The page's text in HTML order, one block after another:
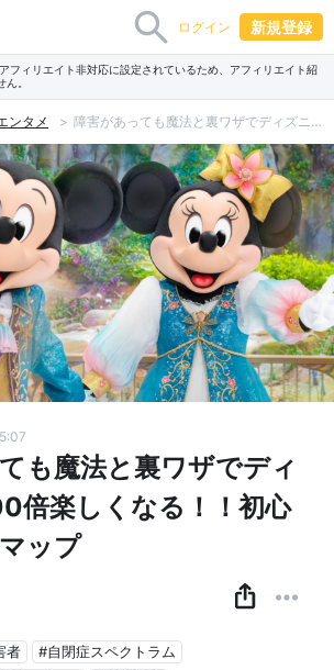
ログイン 新規登録
フィリエイト非対応に設定されているため、アフィリエイト紹
。
ンタメ 障害があっても魔法と裏ワザでディズニーが100倍楽しくなる！！初心者用ガイドマップ
も魔法と裏ワザでディ
倍楽しくなる！！初心
ップ
者
#自閉症スペクトラム